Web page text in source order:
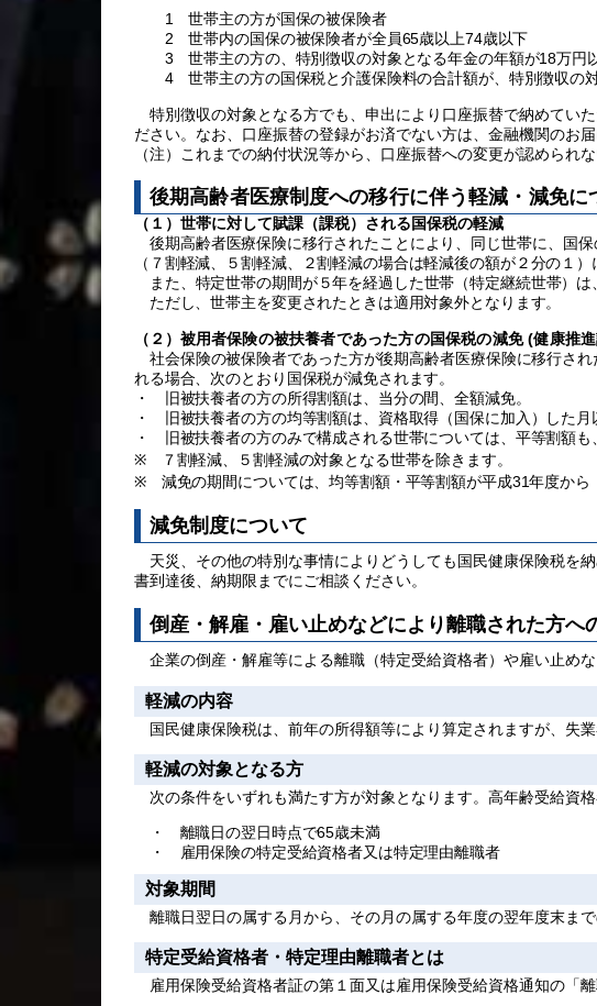
1 世帯主の方が国保の被保険者
2 世帯内の国保の被保険者が全員65歳以上74歳以下
3 世帯主の方の、特別徴収の対象となる年金の年額が18万円
4 世帯主の方の国保税と介護保険料の合計額が、特別徴収の対
特別徴収の対象となる方でも、申出により口座振替で納めてい
ださい。なお、口座振替の登録がお済でない方は、金融機関のお
（注）これまでの納付状況等から、口座振替への変更が認められ
後期高齢者医療制度への移行に伴う軽減・減免に
（１） 世帯に対して賦課（課税）される国保税の軽減
後期高齢者医療保険に移行されたことにより、同じ世帯に、国
（７割軽減、５割軽減、２割軽減の場合は軽減後の額が２分の１）
また、特定世帯の期間が５年を経過した世帯（特定継続世帯）
ただし、世帯主を変更されたときは適用対象外となります。
（２） 被用者保険の被扶養者であった方の国保税の減免 (健康推
社会保険の被保険者であった方が後期高齢者医療保険に移行さ
れる場合、次のとおり国保税が減免されます。
・ 旧被扶養者の方の所得割額は、当分の間、全額減免。
・ 旧被扶養者の方の均等割額は、資格取得（国保に加入）した月
・ 旧被扶養者の方のみで構成される世帯については、平等割額
※７割軽減、５割軽減の対象となる世帯を除きます。
※減免の期間については、均等割額・平等割額が平成31年度から
減免制度について
天災、その他の特別な事情によりどうしても国民健康保険税を
書到達後、納期限までにご相談ください。
倒産・解雇・雇い止めなどにより離職された方へ
企業の倒産・解雇等による離職（特定受給資格者）や雇い止め
軽減の内容
国民健康保険税は、前年の所得額等により算定されますが、失
軽減の対象となる方
次の条件をいずれも満たす方が対象となります。高年齢受給資
・ 離職日の翌日時点で65歳未満
・ 雇用保険の特定受給資格者又は特定理由離職者
対象期間
離職日翌日の属する月から、その月の属する年度の翌年度末まで
特定受給資格者・特定理由離職者とは
雇用保険受給資格者証の第１面又は雇用保険受給資格通知の「